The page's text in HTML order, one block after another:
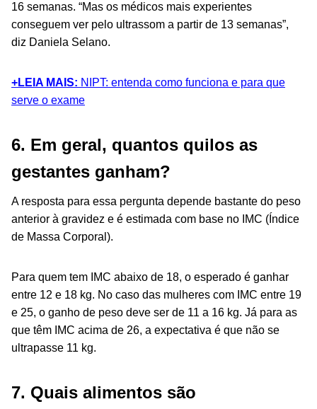
16 semanas. “Mas os médicos mais experientes
conseguem ver pelo ultrassom a partir de 13 semanas”,
diz Daniela Selano.
+LEIA MAIS: NIPT: entenda como funciona e para que
serve o exame
6. Em geral, quantos quilos as
gestantes ganham?
A resposta para essa pergunta depende bastante do peso
anterior à gravidez e é estimada com base no IMC (Índice
de Massa Corporal).
Para quem tem IMC abaixo de 18, o esperado é ganhar
entre 12 e 18 kg. No caso das mulheres com IMC entre 19
e 25, o ganho de peso deve ser de 11 a 16 kg. Já para as
que têm IMC acima de 26, a expectativa é que não se
ultrapasse 11 kg.
7. Quais alimentos são